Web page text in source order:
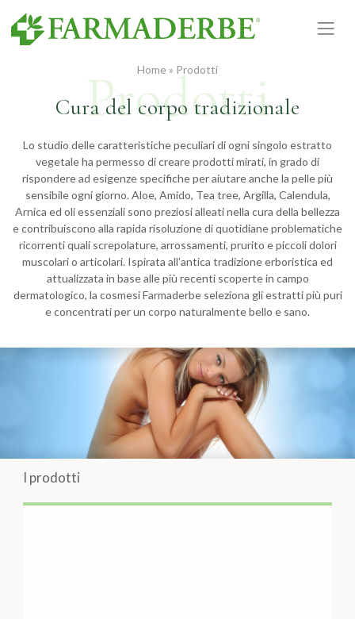
contenuto
Home » Prodotti
Cura del corpo tradizionale
Lo studio delle caratteristiche peculiari di ogni singolo estratto
vegetale ha permesso di creare prodotti mirati, in grado di
rispondere ad esigenze specifiche per aiutare anche la pelle più
sensibile ogni giorno. Aloe, Amido, Tea tree, Argilla, Calendula,
Arnica ed oli essenziali sono preziosi alleati nella cura della bellezza
e contribuiscono alla rapida risoluzione di quotidiane problematiche
ricorrenti quali screpolature, arrossamenti, prurito e piccoli dolori
muscolari o articolari. Ispirata all’antica tradizione erboristica ed
attualizzata in base alle più recenti scoperte in campo
dermatologico, la cosmesi Farmaderbe seleziona gli estratti più puri
e concentrati per un corpo naturalmente bello e sano.
I prodotti